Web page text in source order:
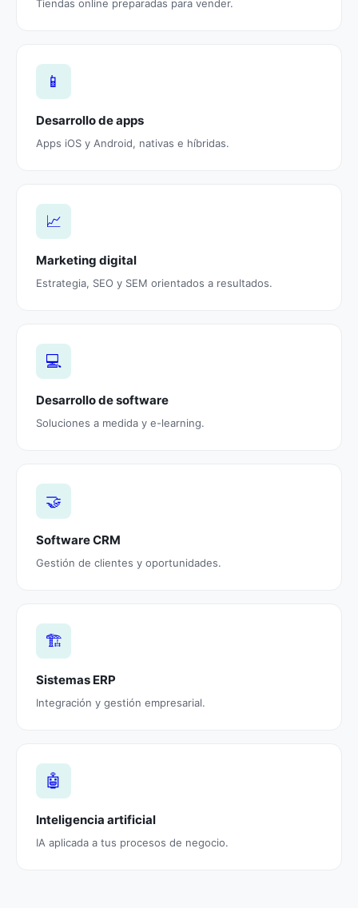
Tiendas online preparadas para vender.
📱
Desarrollo de apps
Apps iOS y Android, nativas e híbridas.
📈
Marketing digital
Estrategia, SEO y SEM orientados a resultados.
💻
Desarrollo de software
Soluciones a medida y e-learning.
🤝
Software CRM
Gestión de clientes y oportunidades.
🏗️
Sistemas ERP
Integración y gestión empresarial.
🤖
Inteligencia artificial
IA aplicada a tus procesos de negocio.